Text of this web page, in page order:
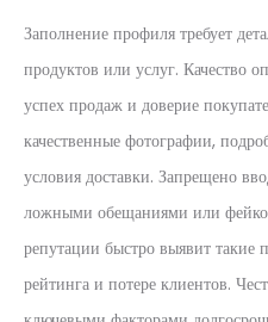
Заполнение профиля требует
продуктов или услуг. Качество
успех продаж и доверие
качественные фотографии,
условия доставки. Запрещено
ложными обещаниями или
репутации быстро выявит
рейтинга и потере клиентов.